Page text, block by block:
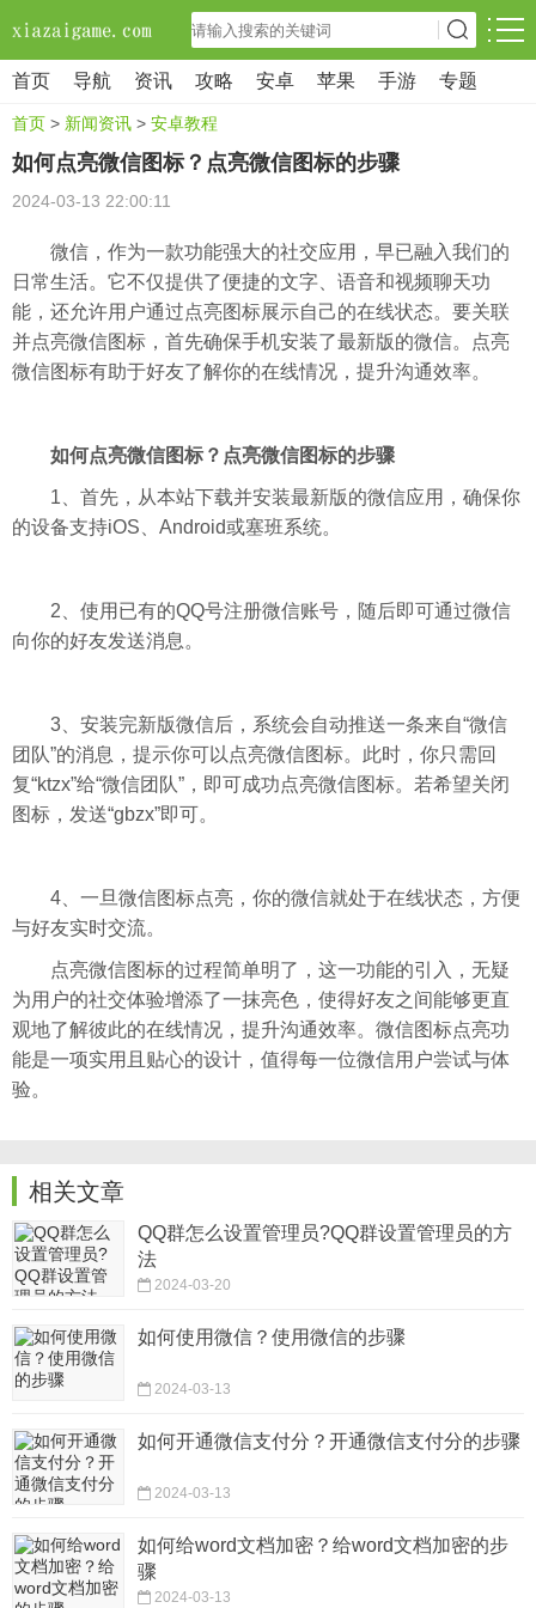
首页 导航 资讯 攻略 安卓 苹果 手游 专题
首页 > 新闻资讯 > 安卓教程
如何点亮微信图标？点亮微信图标的步骤
2024-03-13 22:00:11
微信，作为一款功能强大的社交应用，早已融入我们的
日常生活。它不仅提供了便捷的文字、语音和视频聊天功
能，还允许用户通过点亮图标展示自己的在线状态。要关联
并点亮微信图标，首先确保手机安装了最新版的微信。点亮
微信图标有助于好友了解你的在线情况，提升沟通效率。
如何点亮微信图标？点亮微信图标的步骤
1、首先，从本站下载并安装最新版的微信应用，确保你
的设备支持iOS、Android或塞班系统。
2、使用已有的QQ号注册微信账号，随后即可通过微信
向你的好友发送消息。
3、安装完新版微信后，系统会自动推送一条来自“微信
团队”的消息，提示你可以点亮微信图标。此时，你只需回
复“ktzx”给“微信团队”，即可成功点亮微信图标。若希望关闭
图标，发送“gbzx”即可。
4、一旦微信图标点亮，你的微信就处于在线状态，方便
与好友实时交流。
点亮微信图标的过程简单明了，这一功能的引入，无疑
为用户的社交体验增添了一抹亮色，使得好友之间能够更直
观地了解彼此的在线情况，提升沟通效率。微信图标点亮功
能是一项实用且贴心的设计，值得每一位微信用户尝试与体
验。
相关文章
QQ群怎么设置管理员?QQ群设置管理员的方
法
2024-03-20
如何使用微信？使用微信的步骤
2024-03-13
如何开通微信支付分？开通微信支付分的步骤
2024-03-13
如何给word文档加密？给word文档加密的步
骤
2024-03-13